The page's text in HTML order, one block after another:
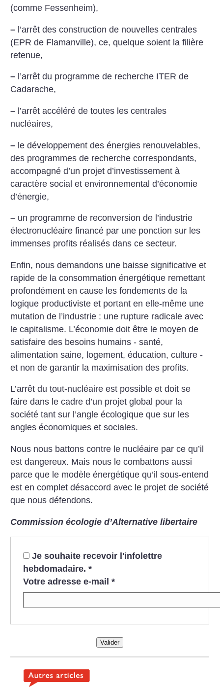
(comme Fessenheim),
– l’arrêt des construction de nouvelles centrales
(EPR de Flamanville), ce, quelque soient la filière
retenue,
– l’arrêt du programme de recherche ITER de
Cadarache,
– l’arrêt accéléré de toutes les centrales
nucléaires,
– le développement des énergies renouvelables,
des programmes de recherche correspondants,
accompagné d’un projet d’investissement à
caractère social et environnemental d’économie
d’énergie,
– un programme de reconversion de l’industrie
électronucléaire financé par une ponction sur les
immenses profits réalisés dans ce secteur.
Enfin, nous demandons une baisse significative et
rapide de la consommation énergétique remettant
profondément en cause les fondements de la
logique productiviste et portant en elle-même une
mutation de l’industrie : une rupture radicale avec
le capitalisme. L’économie doit être le moyen de
satisfaire des besoins humains - santé,
alimentation saine, logement, éducation, culture -
et non de garantir la maximisation des profits.
L’arrêt du tout-nucléaire est possible et doit se
faire dans le cadre d’un projet global pour la
société tant sur l’angle écologique que sur les
angles économiques et sociales.
Nous nous battons contre le nucléaire par ce qu’il
est dangereux. Mais nous le combattons aussi
parce que le modèle énergétique qu’il sous-entend
est en complet désaccord avec le projet de société
que nous défendons.
Commission écologie d’Alternative libertaire
Je souhaite recevoir l'infolettre
hebdomadaire. *
Votre adresse e-mail *
Valider